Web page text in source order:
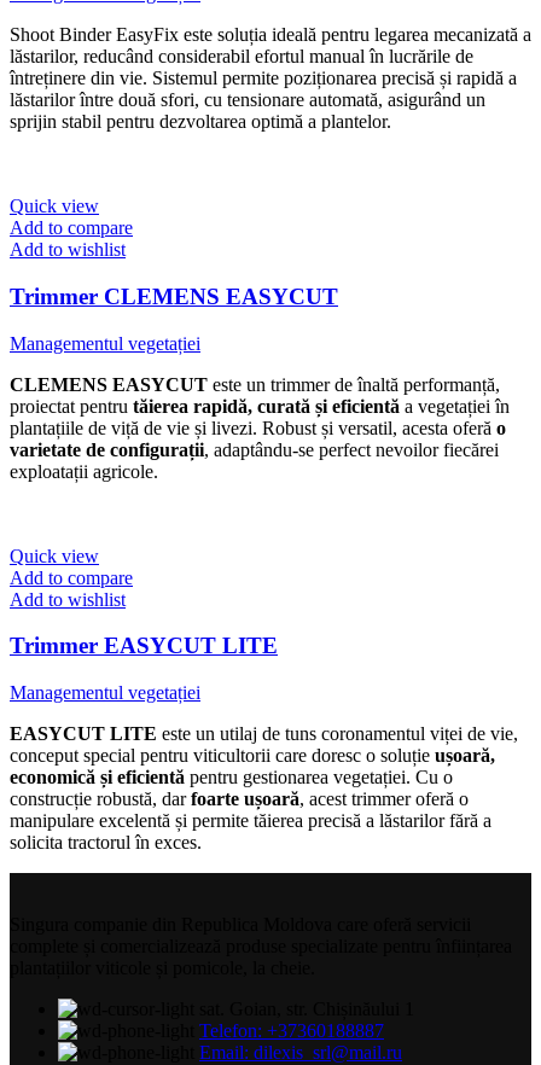
Shoot Binder EasyFix este soluția ideală pentru legarea mecanizată a
lăstarilor, reducând considerabil efortul manual în lucrările de
întreținere din vie. Sistemul permite poziționarea precisă și rapidă a
lăstarilor între două sfori, cu tensionare automată, asigurând un
sprijin stabil pentru dezvoltarea optimă a plantelor.
Quick view
Add to compare
Add to wishlist
Trimmer CLEMENS EASYCUT
Managementul vegetației
CLEMENS EASYCUT este un trimmer de înaltă performanță,
proiectat pentru tăierea rapidă, curată și eficientă a vegetației în
plantațiile de viță de vie și livezi. Robust și versatil, acesta oferă o
varietate de configurații, adaptându-se perfect nevoilor fiecărei
exploatații agricole.
Quick view
Add to compare
Add to wishlist
Trimmer EASYCUT LITE
Managementul vegetației
EASYCUT LITE este un utilaj de tuns coronamentul viței de vie,
conceput special pentru viticultorii care doresc o soluție ușoară,
economică și eficientă pentru gestionarea vegetației. Cu o
construcție robustă, darfoarte ușoară, acest trimmer oferă o
manipulare excelentă și permite tăierea precisă a lăstarilor fără a
solicita tractorul în exces.
Telefon: +37360188887
Email: dilexis_srl@mail.ru